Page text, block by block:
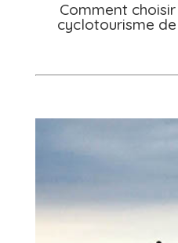
Comment
cyclotourisme